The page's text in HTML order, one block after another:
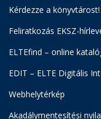
Kérdezze a könyvtárost!
Feliratkozás EKSZ-
ELTEfind – online
EDIT – ELTE Digitális
Webhelytérkép
Akadálymentesítési